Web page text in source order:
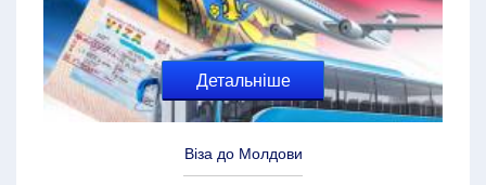
Детальніше
Віза до Молдови